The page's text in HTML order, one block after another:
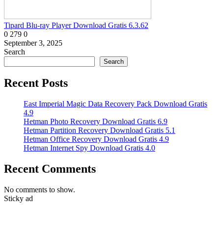
Tipard Blu-ray Player Download Gratis 6.3.62
0 279 0
September 3, 2025
Search
Search
Recent Posts
East Imperial Magic Data Recovery Pack Download Gratis
4.9
Hetman Photo Recovery Download Gratis 6.9
Hetman Partition Recovery Download Gratis 5.1
Hetman Office Recovery Download Gratis 4.9
Hetman Internet Spy Download Gratis 4.0
Recent Comments
No comments to show.
Sticky ad